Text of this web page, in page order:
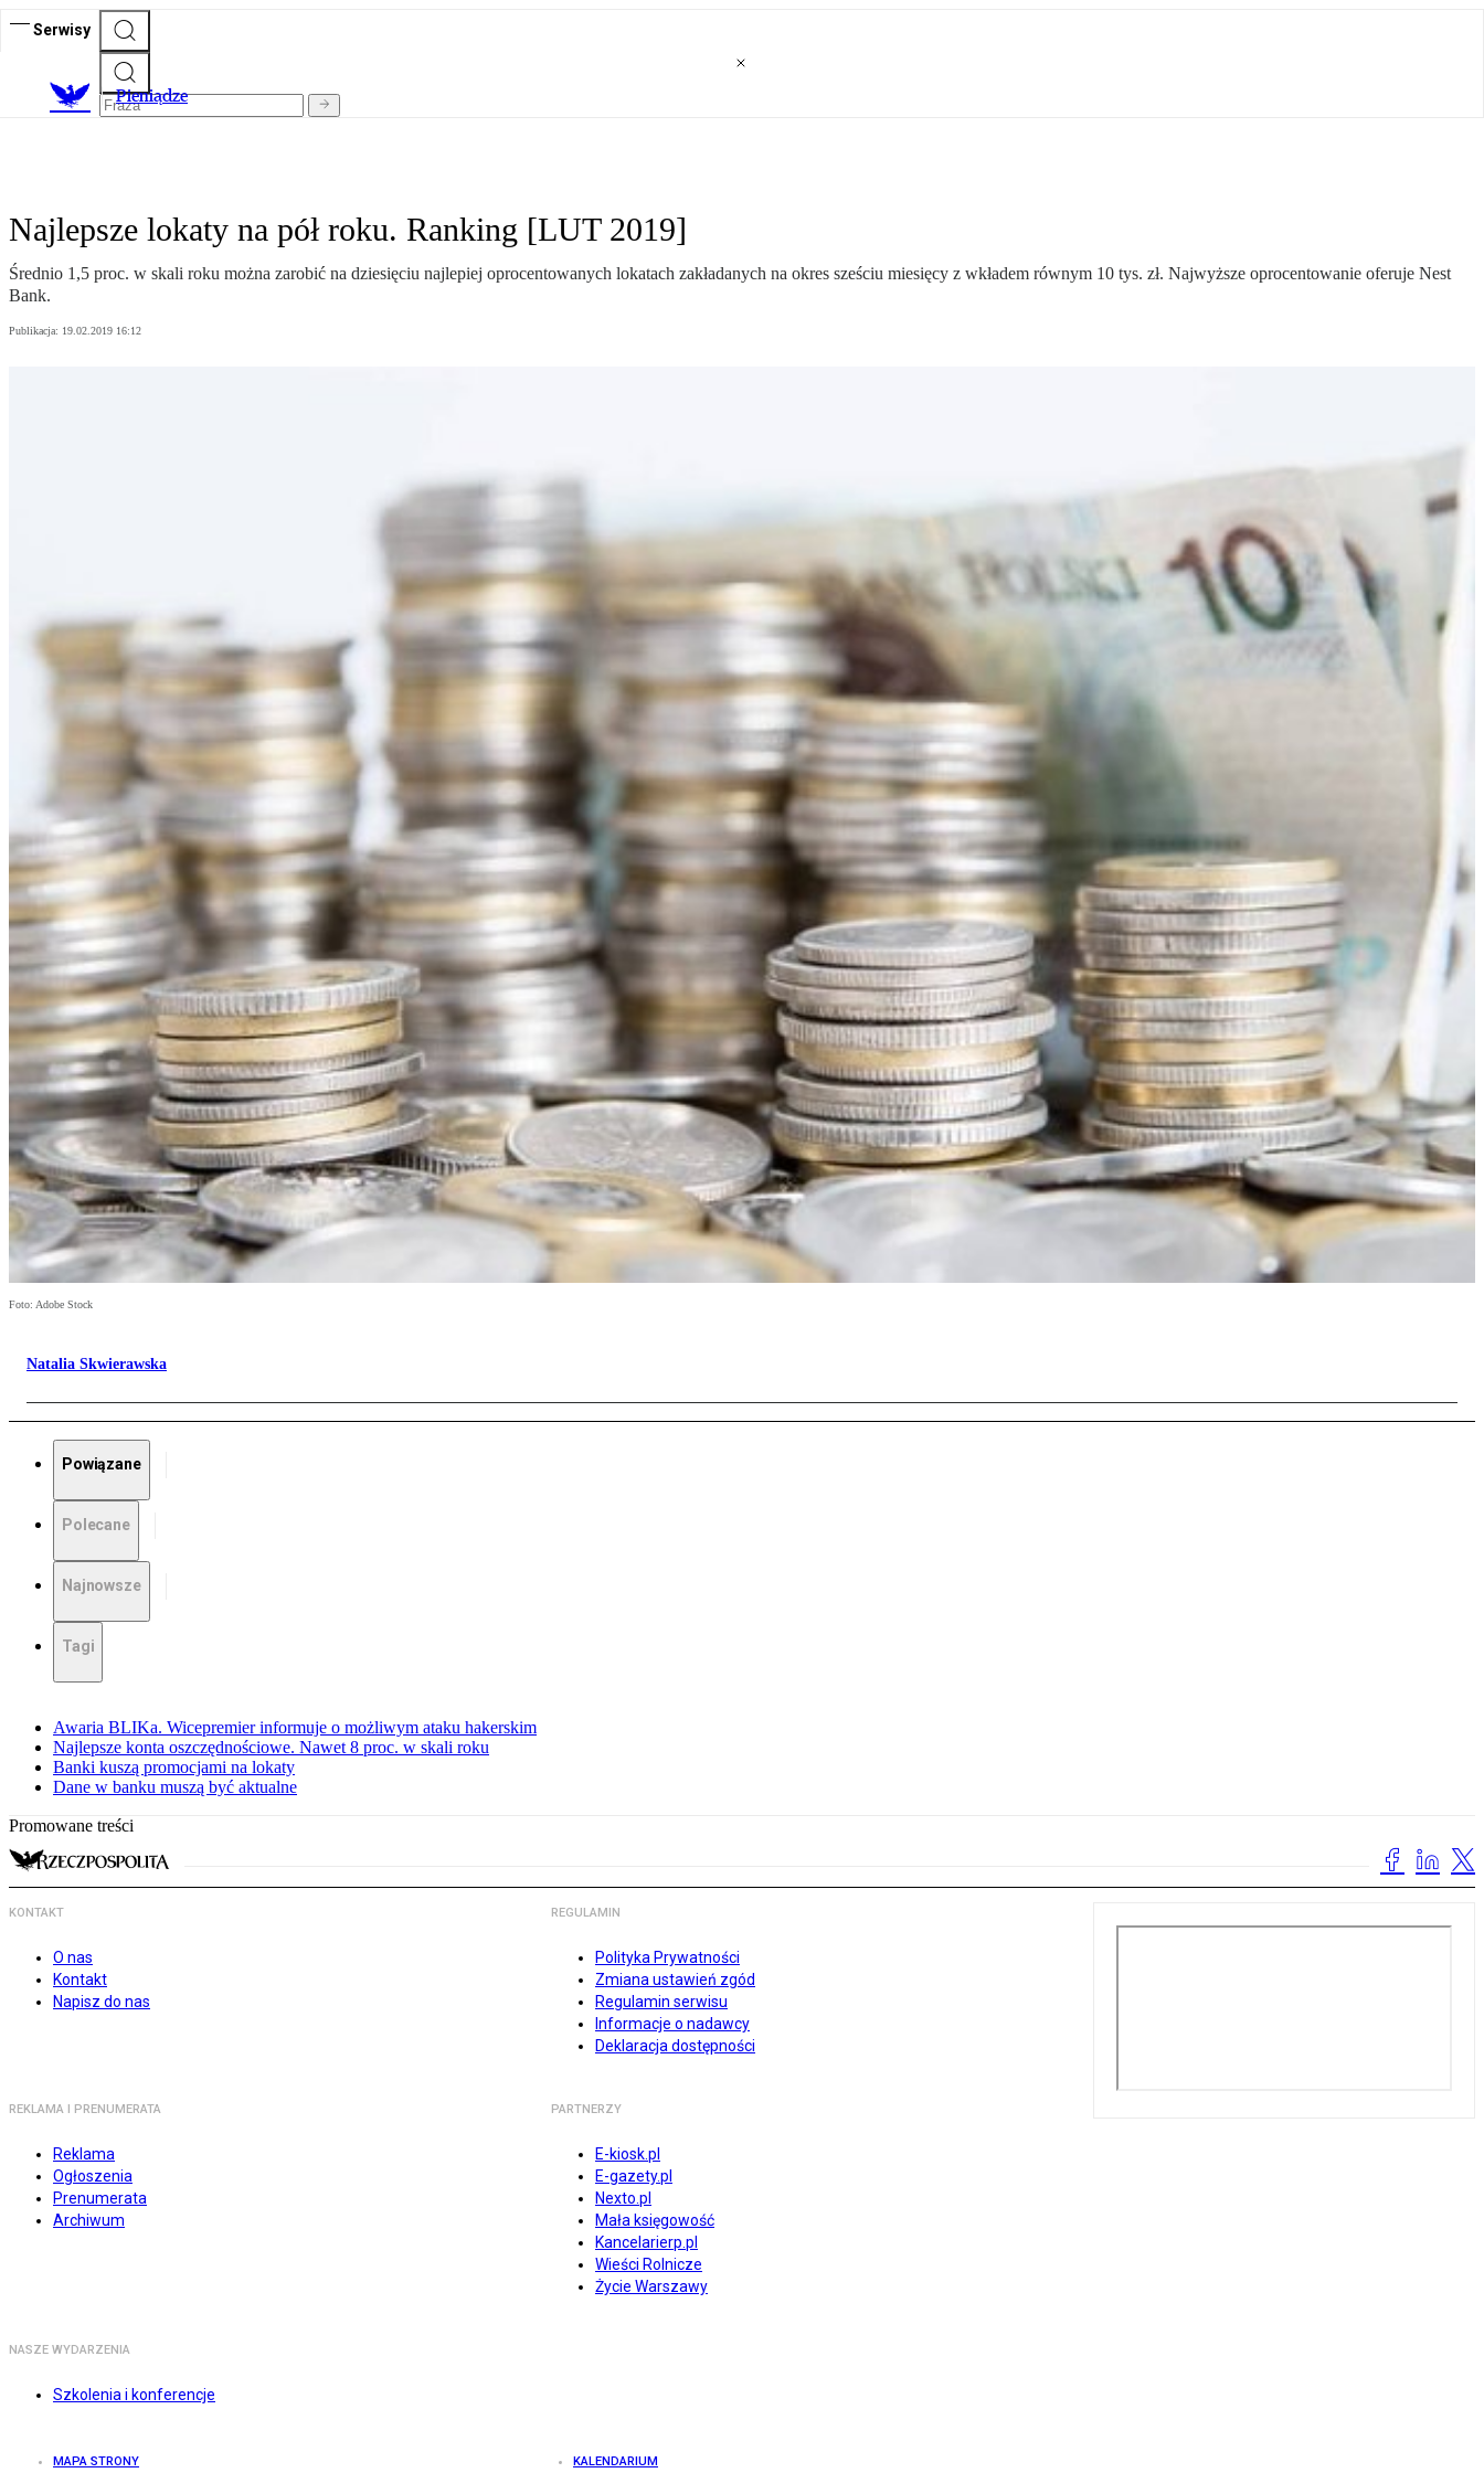
Serwisy
Pieniądze
Najlepsze lokaty na pół roku. Ranking [LUT 2019]
Średnio 1,5 proc. w skali roku można zarobić na dziesięciu najlepiej oprocentowanych lokatach zakładanych na okres sześciu miesięcy z wkładem równym 10 tys. zł. Najwyższe oprocentowanie oferuje Nest
Bank.
Publikacja: 19.02.2019 16:12
Foto: Adobe Stock
Natalia Skwierawska
Powiązane
Polecane
Najnowsze
Tagi
Awaria BLIKa. Wicepremier informuje o możliwym ataku hakerskim
Najlepsze konta oszczędnościowe. Nawet 8 proc. w skali roku
Banki kuszą promocjami na lokaty
Dane w banku muszą być aktualne
Promowane treści
KONTAKT
O nas
Kontakt
Napisz do nas
REGULAMIN
Polityka Prywatności
Zmiana ustawień zgód
Regulamin serwisu
Informacje o nadawcy
Deklaracja dostępności
REKLAMA I PRENUMERATA
Reklama
Ogłoszenia
Prenumerata
Archiwum
PARTNERZY
E-kiosk.pl
E-gazety.pl
Nexto.pl
Mała księgowość
Kancelarierp.pl
Wieści Rolnicze
Życie Warszawy
NASZE WYDARZENIA
Szkolenia i konferencje
MAPA STRONY KALENDARIUM